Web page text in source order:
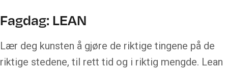
Fagdag: LEAN
Lær deg kunsten å gjøre de riktige tingene på de
riktige stedene, til rett tid og i riktig mengde. Lean